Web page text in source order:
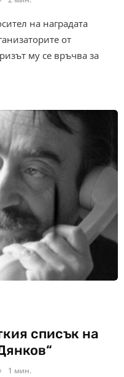
на наградата
от
му се връчва за
списък на
1 мин.